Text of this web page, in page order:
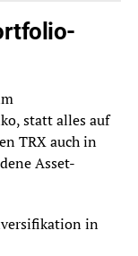
statt alles auf
TRX auch in
Asset-
in